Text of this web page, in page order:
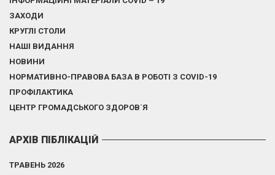
ЗАХОДИ
КРУГЛІ СТОЛИ
НАШІ ВИДАННЯ
НОВИНИ
НОРМАТИВНО-ПРАВОВА БАЗА В РОБОТІ З COVID-19
ПРОФІЛАКТИКА
ЦЕНТР ГРОМАДСЬКОГО ЗДОРОВ`Я
АРХІВ ПІБЛІКАЦІЙ
ТРАВЕНЬ 2026